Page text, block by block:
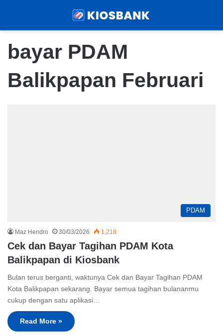
bayar PDAM
Balikpapan Februari
PDAM
Maz Hendro 30/03/2026 1,218
Cek dan Bayar Tagihan PDAM Kota
Balikpapan di Kiosbank
Bulan terus berganti, waktunya Cek dan Bayar Tagihan PDAM
Kota Balikpapan sekarang. Bayar semua tagihan bulananmu
cukup dengan satu aplikasi…
Read More »